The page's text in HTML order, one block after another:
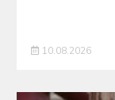
10.08.2026